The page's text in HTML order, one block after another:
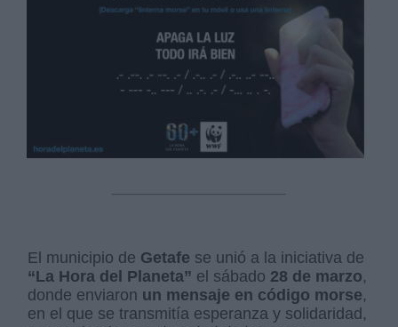
El municipio de Getafe se unió a la iniciativa de
“La Hora del Planeta” el sábado 28 de marzo,
donde enviaron un mensaje en código morse,
en el que se transmitía esperanza y solidaridad,